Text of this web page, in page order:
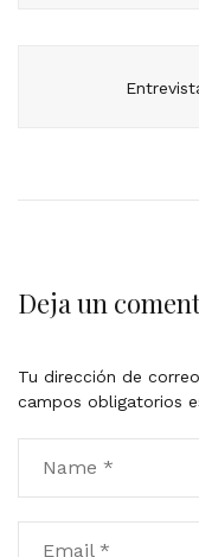
Deja un
Tu dirección de
campos obligatorios